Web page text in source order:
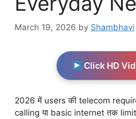
March 19, 2026 by Shambhavi
Click HD
2026 में users की telecom
calling या basic internet तक